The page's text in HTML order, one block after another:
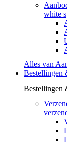
white
Alles van
Bestellingen
Bestellingen